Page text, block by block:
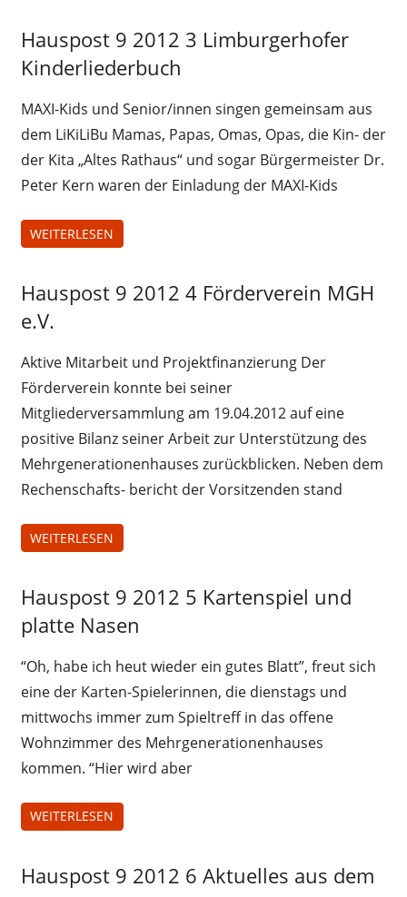
Hauspost
9 2012
Hauspost 9 2012 3 Limburgerhofer
Kinderliederbuch
MAXI-Kids und Senior/innen singen gemeinsam aus
dem LiKiLiBu Mamas, Papas, Omas, Opas, die Kin- der
der Kita „Altes Rathaus“ und sogar Bürgermeister Dr.
Peter Kern waren der Einladung der MAXI-Kids
WEITERLESEN
Hauspost
9 2012
Hauspost 9 2012 4 Förderverein MGH
e.V.
Aktive Mitarbeit und Projektfinanzierung Der
Förderverein konnte bei seiner
Mitgliederversammlung am 19.04.2012 auf eine
positive Bilanz seiner Arbeit zur Unterstützung des
Mehrgenerationenhauses zurückblicken. Neben dem
Rechenschafts- bericht der Vorsitzenden stand
WEITERLESEN
Hauspost
9 2012
Hauspost 9 2012 5 Kartenspiel und
platte Nasen
“Oh, habe ich heut wieder ein gutes Blatt”, freut sich
eine der Karten-Spielerinnen, die dienstags und
mittwochs immer zum Spieltreff in das offene
Wohnzimmer des Mehrgenerationenhauses
kommen. “Hier wird aber
WEITERLESEN
Hauspost
Hauspost 9 2012 6 Aktuelles aus dem